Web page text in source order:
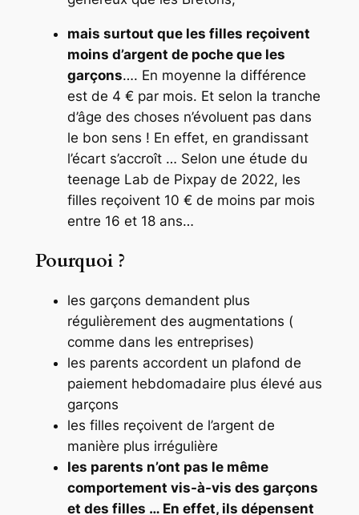
mais surtout que les filles reçoivent
moins d’argent de poche que les
garçons…. En moyenne la différence
est de 4 € par mois. Et selon la tranche
d’âge des choses n’évoluent pas dans
le bon sens ! En effet, en grandissant
l’écart s’accroît … Selon une étude du
teenage Lab de Pixpay de 2022, les
filles reçoivent 10 € de moins par mois
entre 16 et 18 ans…
Pourquoi ?
les garçons demandent plus
régulièrement des augmentations (
comme dans les entreprises)
les parents accordent un plafond de
paiement hebdomadaire plus élevé aus
garçons
les filles reçoivent de l’argent de
manière plus irrégulière
les parents n’ont pas le même
comportement vis-à-vis des garçons
et des filles … En effet, ils dépensent